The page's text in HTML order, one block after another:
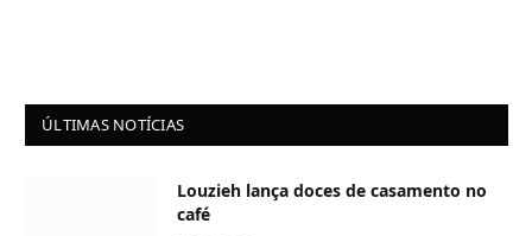
ÚLTIMAS NOTÍCIAS
Louzieh lança doces de casamento no
café